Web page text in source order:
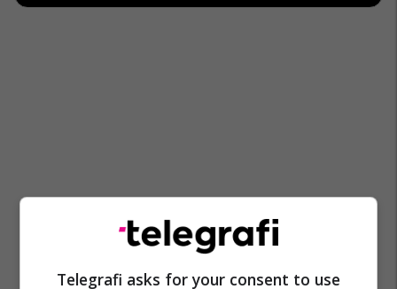
Telegrafi asks for your consent to use